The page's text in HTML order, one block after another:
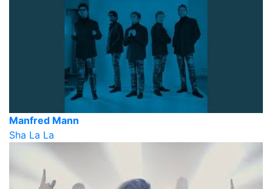
Manfred Mann
Sha La La